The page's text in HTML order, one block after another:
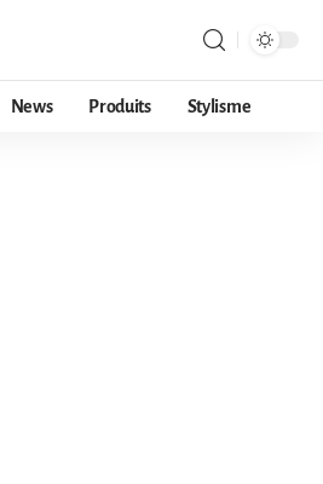
News Produits Stylisme